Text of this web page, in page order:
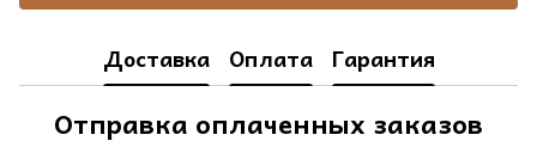
Доставка Оплата Гарантия
Отправка оплаченных заказов